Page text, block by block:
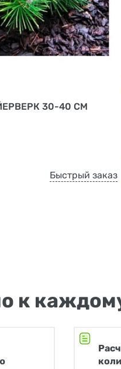
30-40 СМ
Быстрый заказ
к